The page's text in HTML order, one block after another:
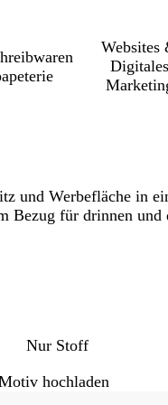
Websites
Digitales
und Werbefläche in
Bezug für drinnen und
Nur Stoff
hochladen